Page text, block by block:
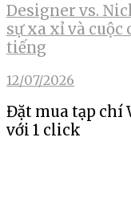
Designer vs.
sự xa xỉ và
tiếng
12/07/2026
Đặt mua tạp chí
với 1 click